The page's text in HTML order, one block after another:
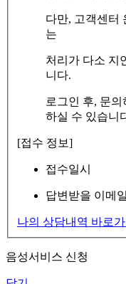
다만, 고객센터
는
처리가 다소 지
니다.
로그인 후, 문
하실 수 있습니
[접수 정보]
접수일시
답변받을 이메일
나의 상담내역 바로가
음성서비스 신청